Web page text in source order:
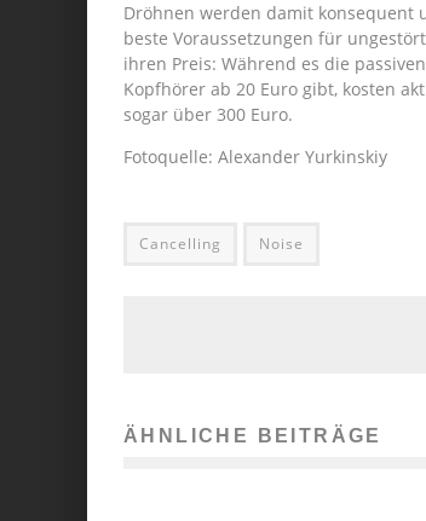
Dröhnen werden damit konsequent
beste Voraussetzungen für
ihren Preis: Während es die
Kopfhörer ab 20 Euro gibt, kosten
sogar über 300 Euro.
Fotoquelle: Alexander Yurkinskiy
Cancelling Noise
ÄHNLICHE BEITRÄGE